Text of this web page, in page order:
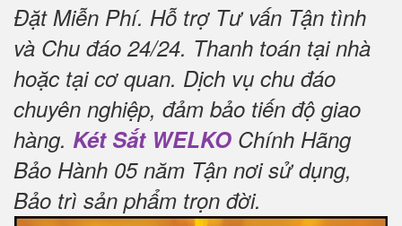
Đặt Miễn Phí. Hỗ trợ Tư vấn Tận tình
và Chu đáo 24/24. Thanh toán tại nhà
hoặc tại cơ quan. Dịch vụ chu đáo
chuyên nghiệp, đảm bảo tiến độ giao
hàng. Két Sắt WELKO Chính Hãng
Bảo Hành 05 năm Tận nơi sử dụng,
Bảo trì sản phẩm trọn đời.